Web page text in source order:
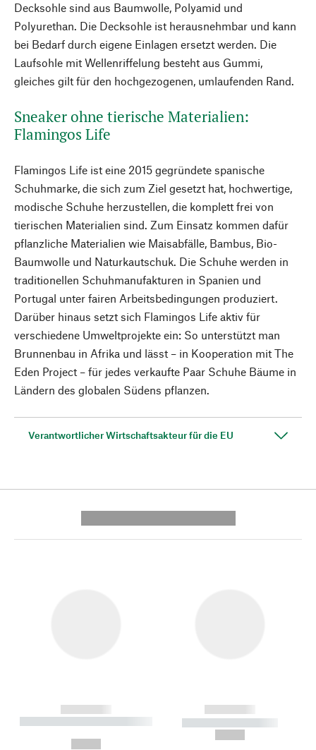
Decksohle sind aus Baumwolle, Polyamid und
Polyurethan. Die Decksohle ist herausnehmbar und kann
bei Bedarf durch eigene Einlagen ersetzt werden. Die
Laufsohle mit Wellenriffelung besteht aus Gummi,
gleiches gilt für den hochgezogenen, umlaufenden Rand.
Sneaker ohne tierische Materialien:
Flamingos Life
Flamingos Life ist eine 2015 gegründete spanische
Schuhmarke, die sich zum Ziel gesetzt hat, hochwertige,
modische Schuhe herzustellen, die komplett frei von
tierischen Materialien sind. Zum Einsatz kommen dafür
pflanzliche Materialien wie Maisabfälle, Bambus, Bio-
Baumwolle und Naturkautschuk. Die Schuhe werden in
traditionellen Schuhmanufakturen in Spanien und
Portugal unter fairen Arbeitsbedingungen produziert.
Darüber hinaus setzt sich Flamingos Life aktiv für
verschiedene Umweltprojekte ein: So unterstützt man
Brunnenbau in Afrika und lässt – in Kooperation mit The
Eden Project – für jedes verkaufte Paar Schuhe Bäume in
Ländern des globalen Südens pflanzen.
Verantwortlicher Wirtschaftsakteur für die EU
------------
----------- ----------- --------
------------
----------- -----------